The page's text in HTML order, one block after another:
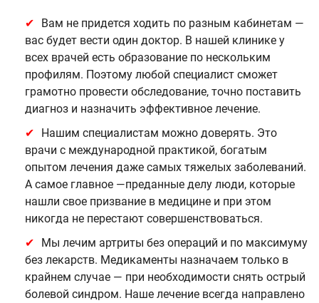
Вам не придется ходить по разным кабинетам —
вас будет вести один доктор. В нашей клинике у
всех врачей есть образование по нескольким
профилям. Поэтому любой специалист сможет
грамотно провести обследование, точно поставить
диагноз и назначить эффективное лечение.
Нашим специалистам можно доверять. Это
врачи с международной практикой, богатым
опытом лечения даже самых тяжелых заболеваний.
А самое главное —преданные делу люди, которые
нашли свое призвание в медицине и при этом
никогда не перестают совершенствоваться.
Мы лечим артриты без операций и по максимуму
без лекарств. Медикаменты назначаем только в
крайнем случае — при необходимости снять острый
болевой синдром. Наше лечение всегда направлено